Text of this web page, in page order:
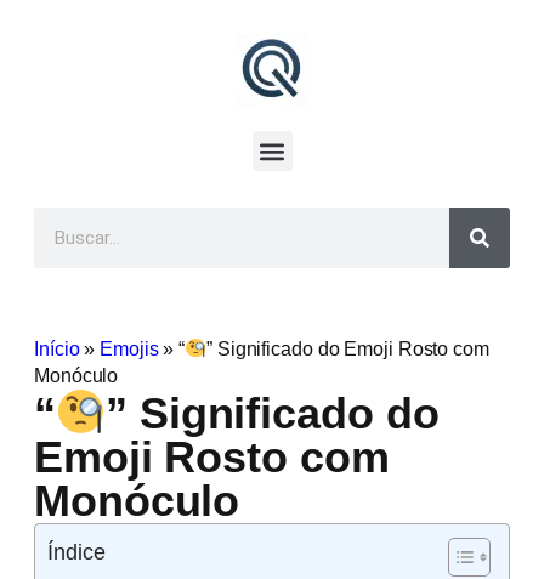
Início» Emojis»“
” Significado do Emoji Rosto com
Monóculo
“
” Significado do
Emoji Rosto com
Monóculo
Índice